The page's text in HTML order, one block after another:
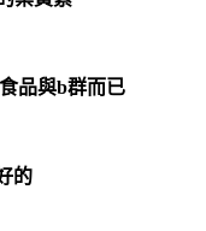
品與b群而已
的